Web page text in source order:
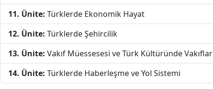
11. Ünite: Türklerde Ekonomik Hayat
12. Ünite: Türklerde Şehircilik
13. Ünite: Vakıf Müessesesi ve Türk Kültüründe Vakıflar
14. Ünite: Türklerde Haberleşme ve Yol Sistemi